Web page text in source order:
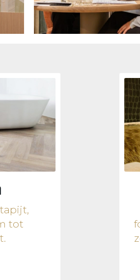
tot